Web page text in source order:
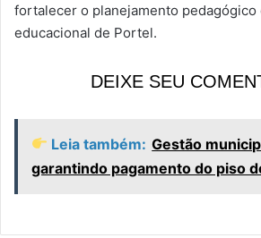
fortalecer o planejamento pedagógico
educacional de Portel.
DEIXE SEU
Leia também: Gestão
garantindo pagamento do piso